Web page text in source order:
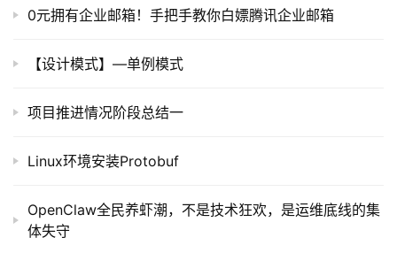
码
接
0元拥有企业邮箱！手把手教你白嫖腾讯企业邮箱
【设计模式】—单例模式
项目推进情况阶段总结一
Linux环境安装Protobuf
OpenClaw全民养虾潮，不是技术狂欢，是运维底线的集
体失守